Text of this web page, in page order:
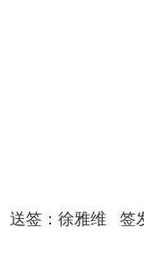
送签：徐雅维 签